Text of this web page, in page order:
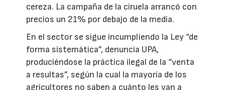
cereza. La campaña de la ciruela arrancó con
precios un 21% por debajo de la media.
En el sector se sigue incumpliendo la Ley “de
forma sistemática”, denuncia UPA,
produciéndose la práctica ilegal de la “venta
a resultas”, según la cual la mayoría de los
agricultores no saben a cuánto les van a